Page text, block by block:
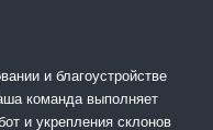
и благоустройстве
команда выполняет
и укрепления склонов